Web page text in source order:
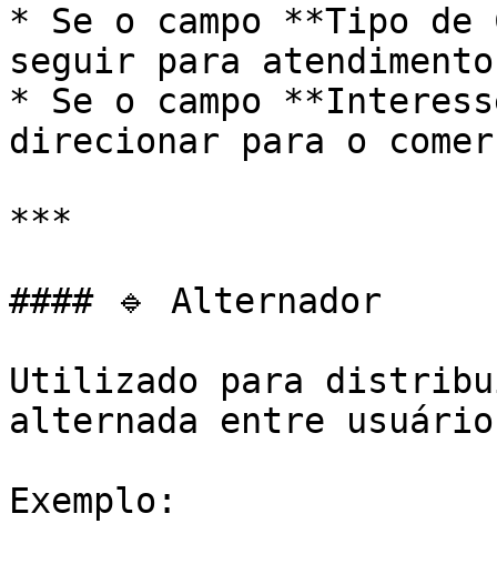
* Se o campo **Tipo
seguir para
* Se o campo
direcionar para o
***
#### 🔹 Alternador
Utilizado para
alternada entre
Exemplo: